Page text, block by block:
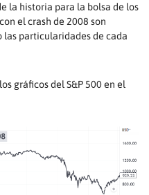
la historia para la bolsa de los
el crash de 2008 son
particularidades de cada
gráficos del S&P 500 en el